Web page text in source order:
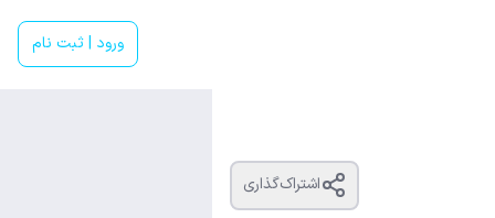
ورود | ثبت نام
اشتراک‌گذاری